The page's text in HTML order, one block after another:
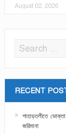
August 02, 2026
RECENT
পাহাড়তলীতে
জরিমানা